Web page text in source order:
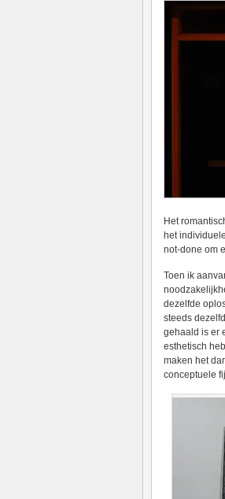
Het
het
not-done om
Toen ik
dezelfde
steeds
gehaald is er
esthetisch
maken het
conceptuele